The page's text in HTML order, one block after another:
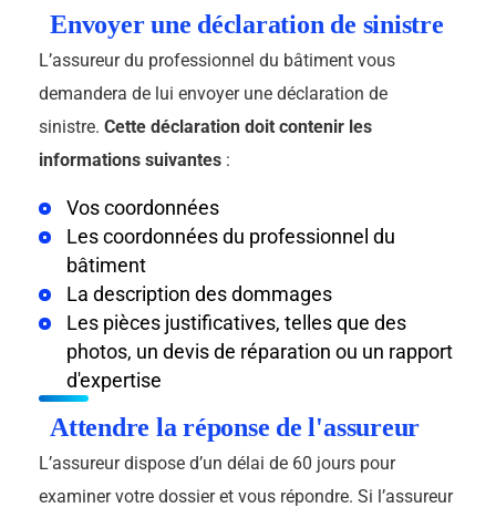
Envoyer une déclaration de sinistre
L’assureur du professionnel du bâtiment vous
demandera de lui envoyer une déclaration de
sinistre. Cette déclaration doit contenir les
informations suivantes :
Vos coordonnées
Les coordonnées du professionnel du
bâtiment
La description des dommages
Les pièces justificatives, telles que des
photos, un devis de réparation ou un rapport
d'expertise
Attendre la réponse de l'assureur
L’assureur dispose d’un délai de 60 jours pour
examiner votre dossier et vous répondre. Si l’assureur